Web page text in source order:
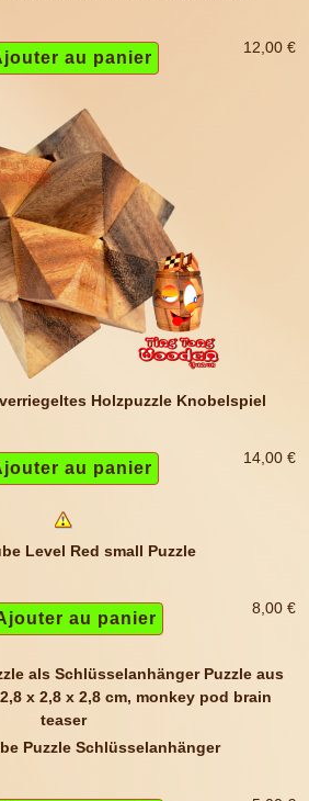
12,00 €
Holzpuzzle Knobelspiel
14,00 €
Level Red small Puzzle
8,00 €
Puzzle Schlüsselanhänger